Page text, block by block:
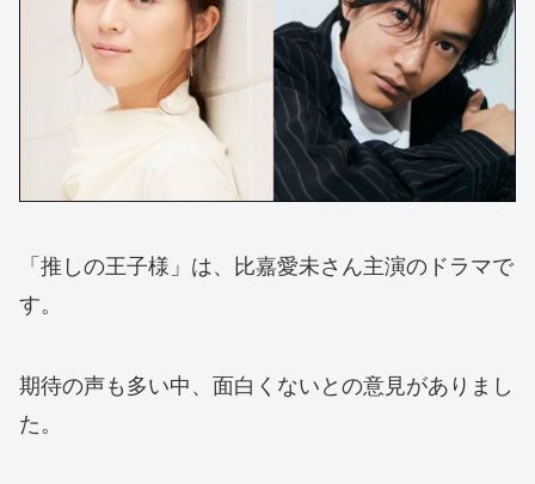
「推しの王子様」は、比嘉愛未さん主演のドラマで
す。
期待の声も多い中、面白くないとの意見がありまし
た。